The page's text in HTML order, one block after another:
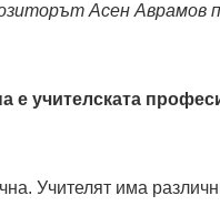
Асен Аврамов
е учителската
Учителят има